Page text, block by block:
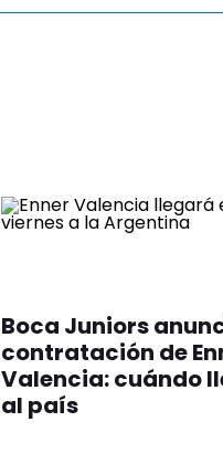
Boca Juniors
contratación de
Valencia: cuándo
al país